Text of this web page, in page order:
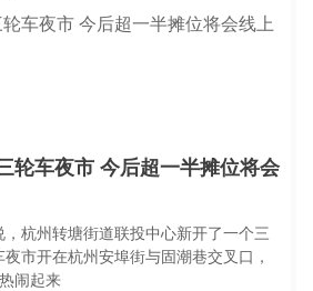
轮车夜市 今后超一半摊位将会
杭州转塘街道联投中心新开了一个三
市开在杭州安埠街与固潮巷交叉口，
闹起来